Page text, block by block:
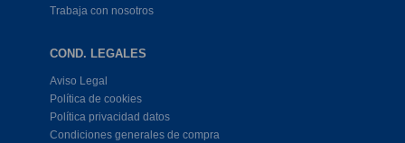
Trabaja con nosotros
COND. LEGALES
Aviso Legal
Política de cookies
Política privacidad datos
Condiciones generales de compra